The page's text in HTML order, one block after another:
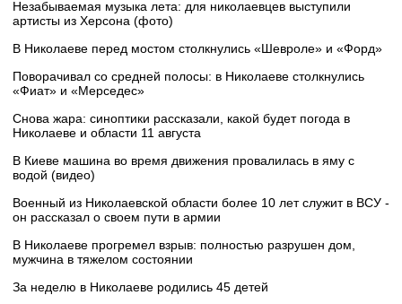
Незабываемая музыка лета: для николаевцев выступили
артисты из Херсона (фото)
В Николаеве перед мостом столкнулись «Шевроле» и «Форд»
Поворачивал со средней полосы: в Николаеве столкнулись
«Фиат» и «Мерседес»
Снова жара: синоптики рассказали, какой будет погода в
Николаеве и области 11 августа
В Киеве машина во время движения провалилась в яму с
водой (видео)
Военный из Николаевской области более 10 лет служит в ВСУ -
он рассказал о своем пути в армии
В Николаеве прогремел взрыв: полностью разрушен дом,
мужчина в тяжелом состоянии
За неделю в Николаеве родились 45 детей